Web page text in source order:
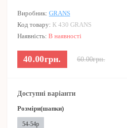
Виробник: GRANS
Код товару: К 430 GRANS
Наявність: В наявності
40.00грн. 60.00грн.
Доступні варіанти
Розміри(шапки)
54-54р